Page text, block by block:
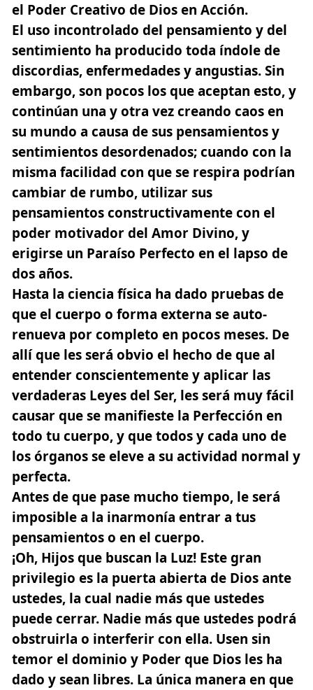
el Poder Creativo de Dios en Acción.
El uso incontrolado del pensamiento y del
sentimiento ha producido toda índole de
discordias, enfermedades y angustias. Sin
embargo, son pocos los que aceptan esto, y
continúan una y otra vez creando caos en
su mundo a causa de sus pensamientos y
sentimientos desordenados; cuando con la
misma facilidad con que se respira podrían
cambiar de rumbo, utilizar sus
pensamientos constructivamente con el
poder motivador del Amor Divino, y
erigirse un Paraíso Perfecto en el lapso de
dos años.
Hasta la ciencia física ha dado pruebas de
que el cuerpo o forma externa se auto-
renueva por completo en pocos meses. De
allí que les será obvio el hecho de que al
entender conscientemente y aplicar las
verdaderas Leyes del Ser, les será muy fácil
causar que se manifieste la Perfección en
todo tu cuerpo, y que todos y cada uno de
los órganos se eleve a su actividad normal y
perfecta.
Antes de que pase mucho tiempo, le será
imposible a la inarmonía entrar a tus
pensamientos o en el cuerpo.
¡Oh, Hijos que buscan la Luz! Este gran
privilegio es la puerta abierta de Dios ante
ustedes, la cual nadie más que ustedes
puede cerrar. Nadie más que ustedes podrá
obstruirla o interferir con ella. Usen sin
temor el dominio y Poder que Dios les ha
dado y sean libres. La única manera en que